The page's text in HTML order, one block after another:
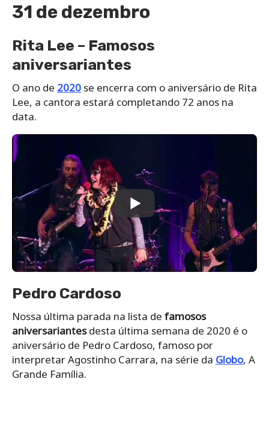
31 de dezembro
Rita Lee – Famosos
aniversariantes
O ano de 2020 se encerra com o aniversário de Rita
Lee, a cantora estará completando 72 anos na
data.
Pedro Cardoso
Nossa última parada na lista de famosos
aniversariantesdesta última semana de 2020 é o
aniversário de Pedro Cardoso, famoso por
interpretar Agostinho Carrara, na série da Globo, A
Grande Família.